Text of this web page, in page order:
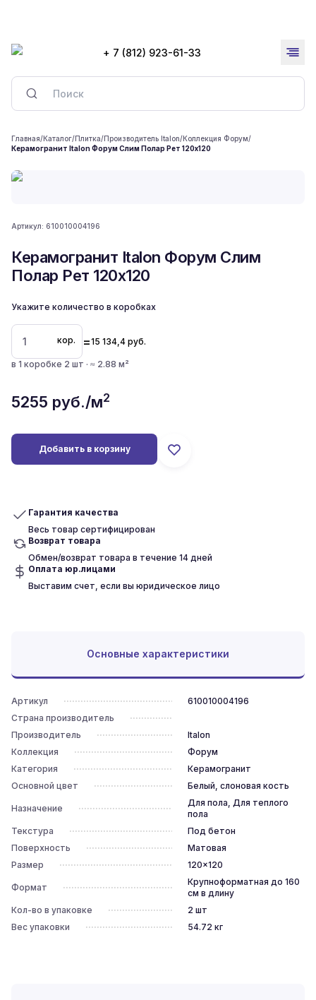
+ 7 (812) 923-61-33
Главная/Каталог/Плитка/Производитель Italon/Коллекция Форум/
Керамогранит Italon Форум Слим Полар Рет 120x120
Артикул: 610010004196
Керамогранит Italon Форум Слим
Полар Рет 120x120
Укажите количество в коробках
кор. =15 134,4 руб.
в 1 коробке 2 шт · ≈ 2.88 м²
5255 руб./м2
Добавить в корзину
Гарантия качества
Весь товар сертифицирован
Возврат товара
Обмен/возврат товара в течение 14 дней
Оплата юр.лицами
Выставим счет, если вы юридическое лицо
Основные характеристики
Артикул
610010004196
Страна производитель
Производитель
Italon
Коллекция
Форум
Категория
Керамогранит
Основной цвет
Белый, слоновая кость
Назначение
Для пола, Для теплого
пола
Текстура
Под бетон
Поверхность
Матовая
Размер
120x120
Формат
Крупноформатная до 160
см в длину
Кол-во в упаковке
2 шт
Вес упаковки
54.72 кг